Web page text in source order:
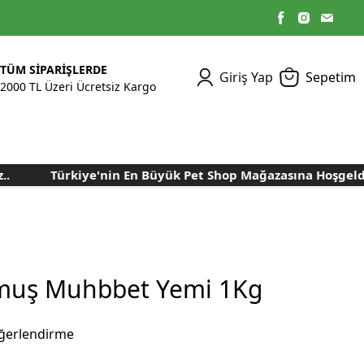
TÜM SİPARİŞLERDE
2000 TL Üzeri Ücretsiz Kargo
Giriş Yap Sepetim
Kümes Ekipmanları
Makineleri
Nem Alma Makineleri
Nem ve Isı Ölçer
Kuluçka Malzemeleri
Kedi Yaş Mamaları
Bakım Sağlık
Tasmalar
Bakım Sağlık
Tavşan Yemleri
Türkiye'nin En Büyük Pet Shop Mağazasına
Muhbbet Yemi 1Kg